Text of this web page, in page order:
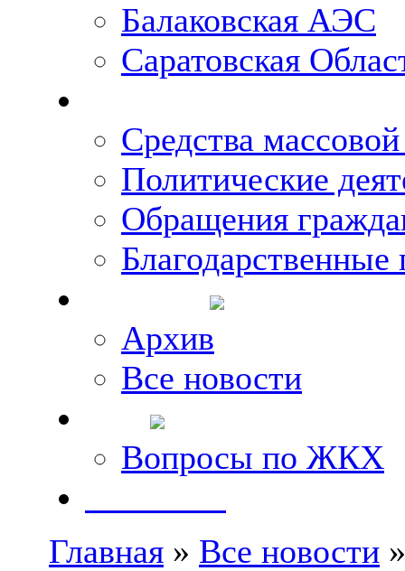
Балаковская АЭС
Саратовская
Средства
Политические
Обращения
Благодарственные
Архив
Все новости
Вопросы по ЖКХ
Главная » Все новости